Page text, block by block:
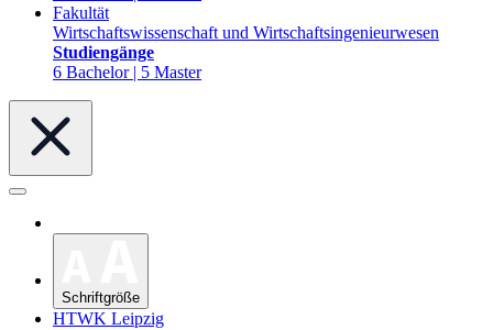
Fakultät
Wirtschaftswissenschaft und Wirtschaftsingenieurwesen
Studiengänge
6 Bachelor | 5 Master
Schriftgröße
HTWK Leipzig